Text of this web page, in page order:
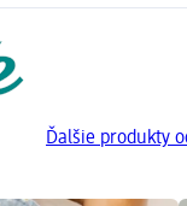
Ďalšie produkty